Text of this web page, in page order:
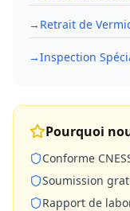
→ Retrait de
→Inspection
Pourquoi
Conforme
Soumission
Rapport de